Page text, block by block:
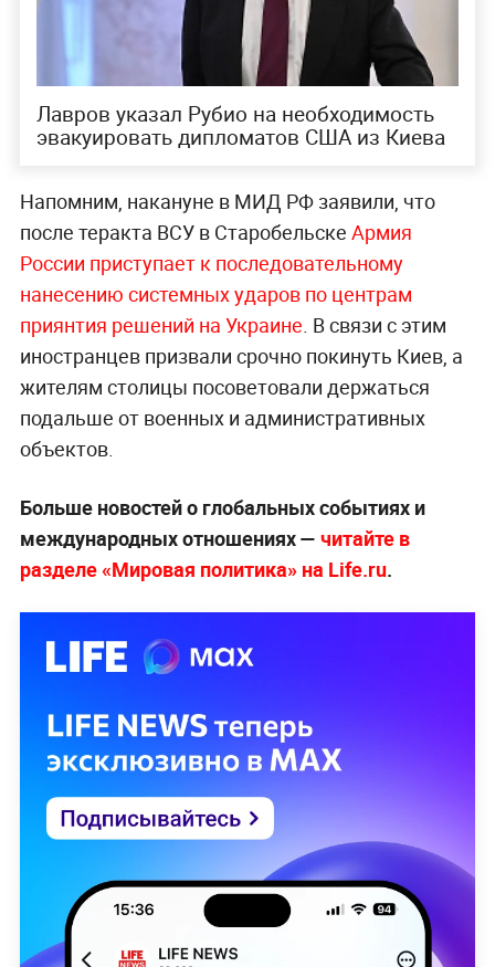
Лавров указал Рубио на необходимость
эвакуировать дипломатов США из Киева
Напомним, накануне в МИД РФ заявили, что
после теракта ВСУ в Старобельске Армия
России приступает к последовательному
нанесению системных ударов по центрам
приянтия решений на Украине. В связи с этим
иностранцев призвали срочно покинуть Киев, а
жителям столицы посоветовали держаться
подальше от военных и административных
объектов.
Больше новостей о глобальных событиях и
международных отношениях — читайте в
разделе «Мировая политика» на Life.ru.